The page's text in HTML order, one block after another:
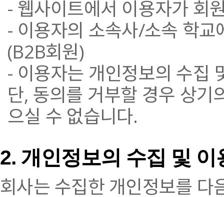
- 웹사이트에서 이용자가 회
- 이용자의 소속사/소속 학
(B2B회원)
- 이용자는 개인정보의 수집
단, 동의를 거부할 경우 상
으실 수 없습니다.
2. 개인정보의 수집 및 이
회사는 수집한 개인정보를 다